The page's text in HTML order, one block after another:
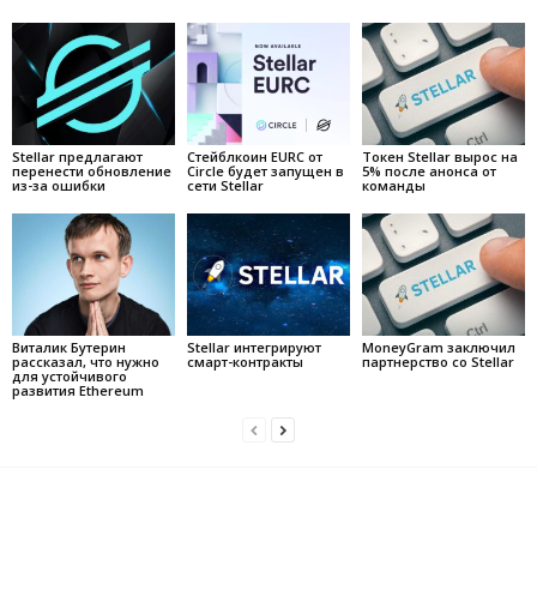
Stellar предлагают
перенести обновление
из-за ошибки
Стейблкоин EURC от
Circle будет запущен в
сети Stellar
Токен Stellar вырос на
5% после анонса от
команды
Виталик Бутерин
рассказал, что нужно
для устойчивого
развития Ethereum
Stellar интегрируют
смарт-контракты
MoneyGram заключил
партнерство со Stellar